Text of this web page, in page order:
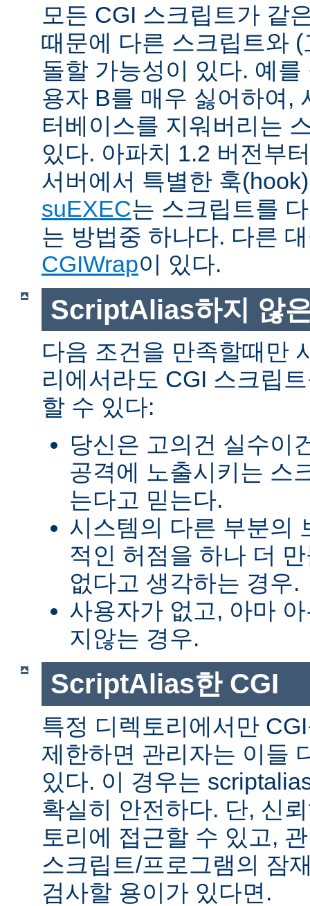
모든 CGI 스크립트가 같
때문에 다른 스크립트와
돌할 가능성이 있다. 예
용자 B를 매우 싫어하여,
터베이스를 지워버리는
있다. 아파치 1.2 버전부
서버에서 특별한 훅
suEXEC는 스크립트를
는 방법중 하나다. 다른
CGIWrap이 있다.
ScriptAlias하지 않
다음 조건을 만족할때만
리에서라도 CGI 스크립
할 수 있다:
당신은 고의건 실수이
공격에 노출시키는 스
는다고 믿는다.
시스템의 다른 부분의
적인 허점을 하나 더
없다고 생각하는 경우.
사용자가 없고, 아마
지않는 경우.
ScriptAlias한 CGI
특정 디렉토리에서만
제한하면 관리자는 이들
있다. 이 경우는
확실히 안전하다. 단, 신
토리에 접근할 수 있고,
스크립트/프로그램의 잠
검사할 용이가 있다면.